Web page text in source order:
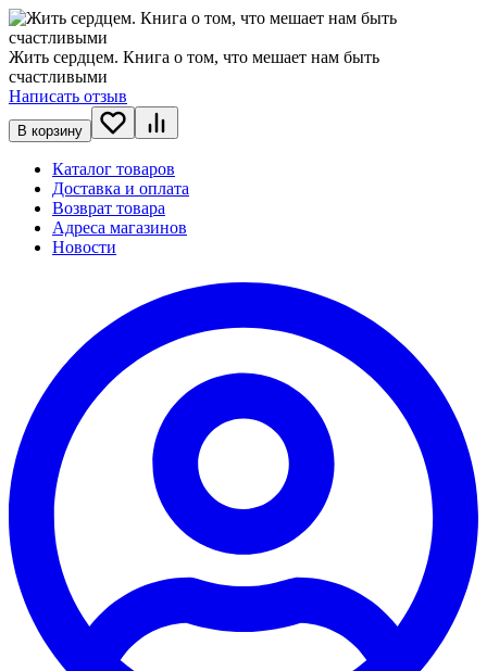
Жить сердцем. Книга о том, что мешает нам быть
счастливыми
Написать отзыв
В корзину
Каталог товаров
Доставка и оплата
Возврат товара
Адреса магазинов
Новости